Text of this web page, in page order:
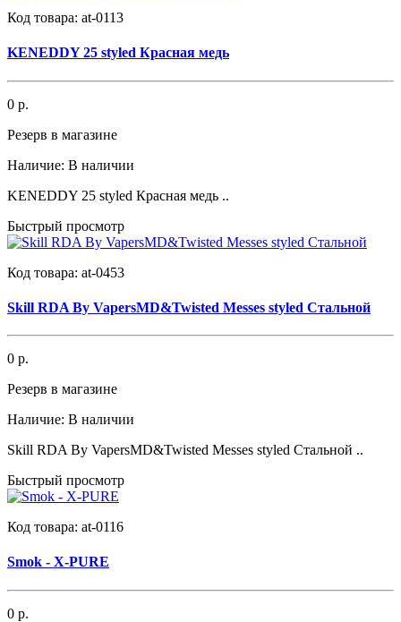
Код товара: at-0113
KENEDDY 25 styled Красная медь
0 р.
Резерв в магазине
Наличие: В наличии
KENEDDY 25 styled Красная медь ..
Быстрый просмотр
Код товара: at-0453
Skill RDA By VapersMD&Twisted Messes styled Стальной
0 р.
Резерв в магазине
Наличие: В наличии
Skill RDA By VapersMD&Twisted Messes styled Стальной ..
Быстрый просмотр
Код товара: at-0116
Smok - X-PURE
0 р.